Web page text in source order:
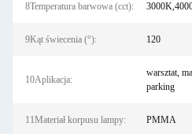
8Temperatura barwowa (cct):
9Kąt świecenia (°): 120
10Aplikacja:
warsztat,
parking
11Materiał korpusu lampy: PMMA